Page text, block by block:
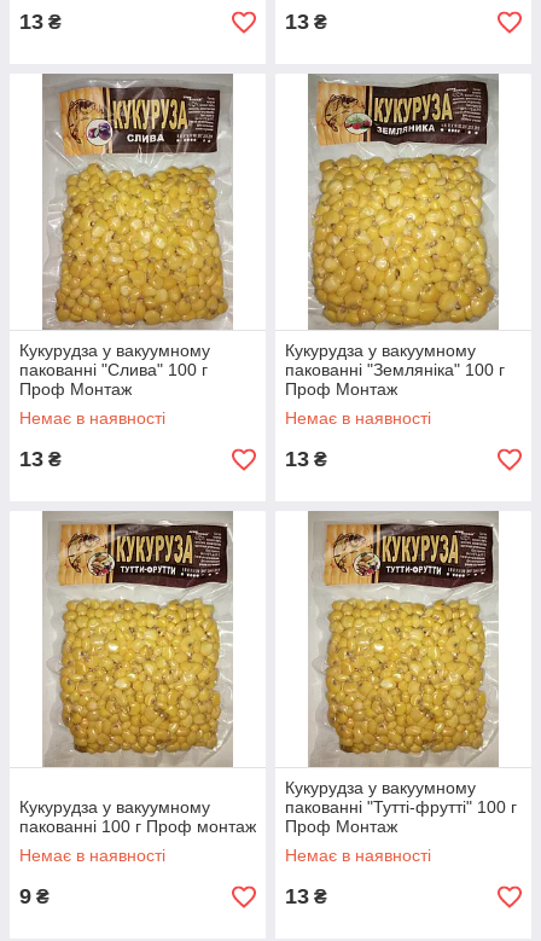
13 ₴ 13 ₴
Кукурудза у вакуумному
пакованні "Слива" 100 г
Проф Монтаж
Немає в наявності
13 ₴
Кукурудза у вакуумному
пакованні "Земляніка" 100 г
Проф Монтаж
Немає в наявності
13 ₴
Кукурудза у вакуумному
пакованні 100 г Проф монтаж
Немає в наявності
9 ₴
Кукурудза у вакуумному
пакованні "Тутті-фрутті" 100 г
Проф Монтаж
Немає в наявності
13 ₴